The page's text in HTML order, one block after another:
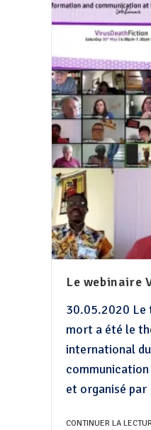
Le webinaire
30.05.2020 Le
mort a été le
international
et organisé
CONTINUER LA